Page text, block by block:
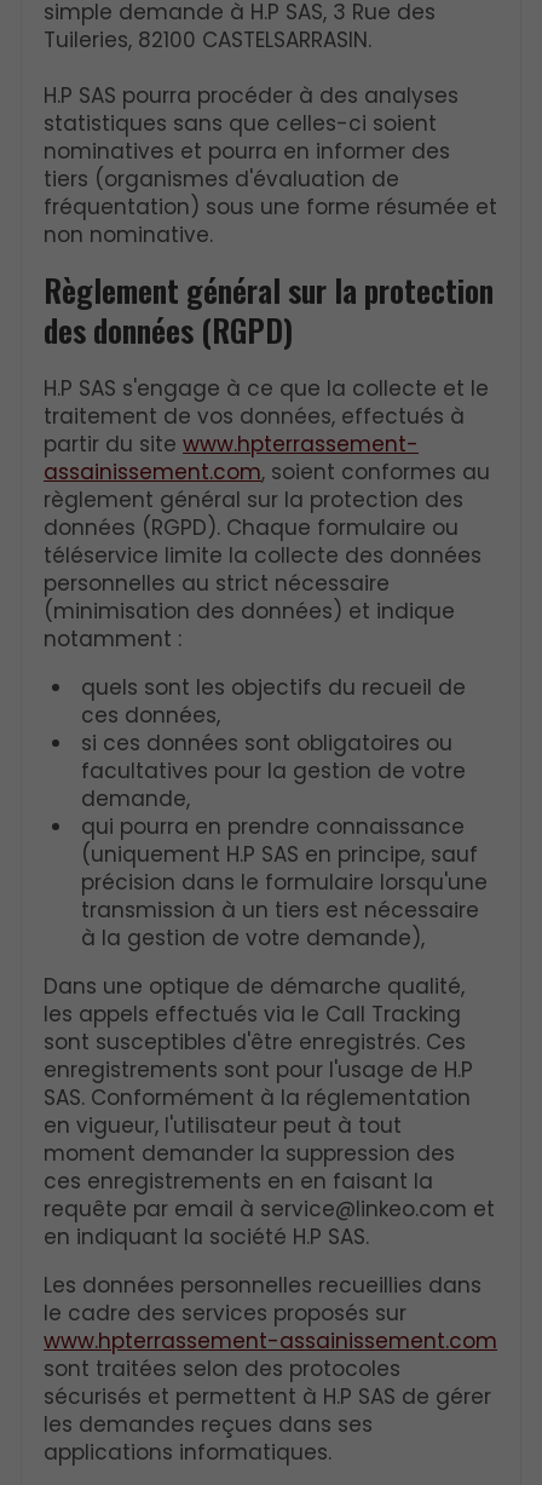
simple demande à H.P SAS, 3 Rue des
Tuileries, 82100 CASTELSARRASIN.
H.P SAS pourra procéder à des analyses
statistiques sans que celles-ci soient
nominatives et pourra en informer des
tiers (organismes d'évaluation de
fréquentation) sous une forme résumée et
non nominative.
Règlement général sur la protection
des données (RGPD)
H.P SAS s'engage à ce que la collecte et le
traitement de vos données, effectués à
partir du sitewww.hpterrassement-
assainissement.com, soient conformes au
règlement général sur la protection des
données (RGPD). Chaque formulaire ou
téléservice limite la collecte des données
personnelles au strict nécessaire
(minimisation des données) et indique
notamment :
quels sont les objectifs du recueil de
ces données,
si ces données sont obligatoires ou
facultatives pour la gestion de votre
demande,
qui pourra en prendre connaissance
(uniquement H.P SAS en principe, sauf
précision dans le formulaire lorsqu'une
transmission à un tiers est nécessaire
à la gestion de votre demande),
Dans une optique de démarche qualité,
les appels effectués via le Call Tracking
sont susceptibles d'être enregistrés. Ces
enregistrements sont pour l'usage de H.P
SAS. Conformément à la réglementation
en vigueur, l'utilisateur peut à tout
moment demander la suppression des
ces enregistrements en en faisant la
requête par email à service@linkeo.com et
en indiquant la société H.P SAS.
Les données personnelles recueillies dans
le cadre des services proposés sur
www.hpterrassement-assainissement.com
sont traitées selon des protocoles
sécurisés et permettent à H.P SAS de gérer
les demandes reçues dans ses
applications informatiques.